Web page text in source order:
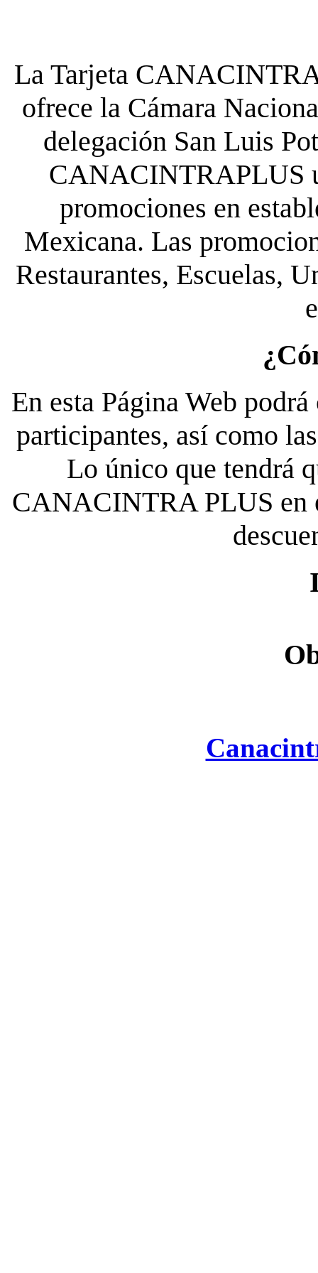
La Tarjeta
ofrece la Cámara
delegación San Luis
CANACINTRAPLUS
promociones en
Mexicana. Las
Restaurantes, Escuelas,
En esta Página Web
participantes, así como
Lo único que tendrá
CANACINTRA PLUS en